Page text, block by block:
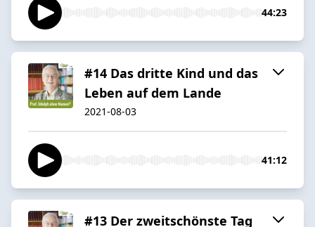
44:23
#14 Das dritte Kind und das
Leben auf dem Lande
2021-08-03
41:12
#13 Der zweitschönste Tag